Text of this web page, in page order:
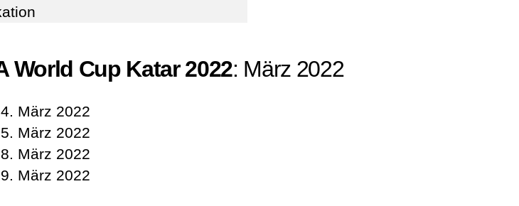
World Cup Katar 2022: März 2022
März 2022
März 2022
März 2022
März 2022